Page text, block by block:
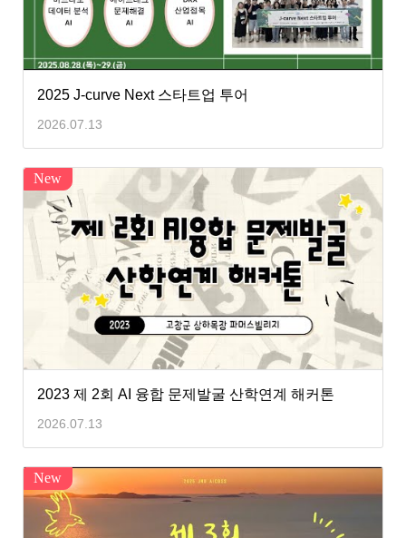
2025 J-curve Next 스타트업 투어
2026.07.13
New
2023 제 2회 AI 융합 문제발굴 산학연계 해커톤
2026.07.13
New